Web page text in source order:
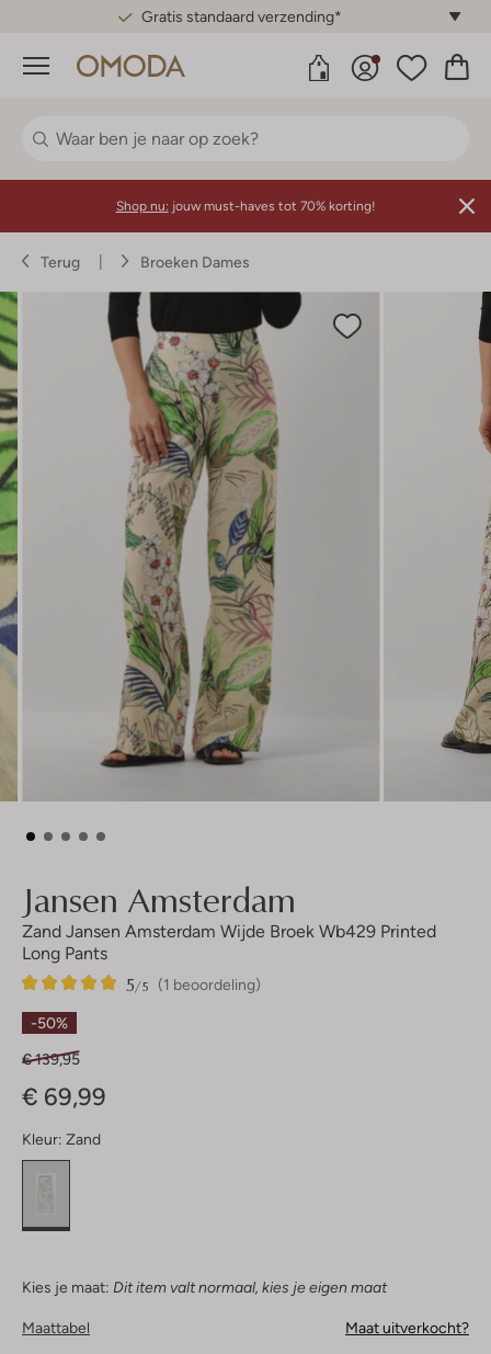
Gratis standaard verzending*
Menu
Shop nu: jouw must-haves tot 70% korting!
Terug Broeken Dames
Jansen Amsterdam
Zand Jansen Amsterdam Wijde Broek Wb429 Printed
Long Pants
(1 beoordeling)
5/5
1
5
Sterren
-50%
€ 139,95
€ 69,99
Kleur: Zand
Kies je maat: Dit item valt normaal, kies je eigen maat
Maattabel Maat uitverkocht?